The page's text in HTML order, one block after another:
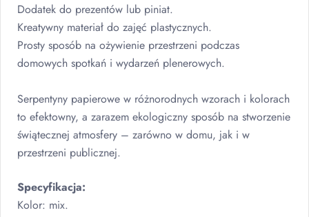
Dodatek do prezentów lub piniat.
Kreatywny materiał do zajęć plastycznych.
Prosty sposób na ożywienie przestrzeni podczas
domowych spotkań i wydarzeń plenerowych.
Serpentyny papierowe w różnorodnych wzorach i kolorach
to efektowny, a zarazem ekologiczny sposób na stworzenie
świątecznej atmosfery – zarówno w domu, jak i w
przestrzeni publicznej.
Specyfikacja:
Kolor: mix.